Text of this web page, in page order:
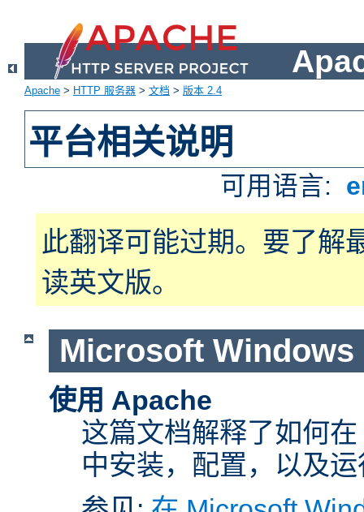
Apache > HTTP 服务器 > 文档 > 版本 2.4
平台相关说明
可用语言:
此翻译可能过期。要了解
读英文版。
Microsoft Windows
使用 Apache
这篇文档解释了如何
中安装，配置，以及